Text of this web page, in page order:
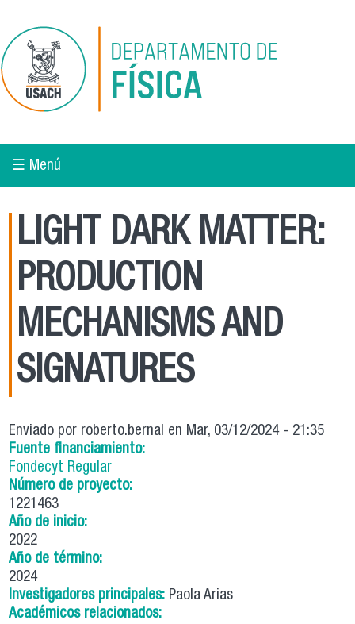
☰ Menú
LIGHT DARK MATTER:
PRODUCTION
MECHANISMS AND
SIGNATURES
Enviado por roberto.bernal en Mar, 03/12/2024 - 21:35
Fuente financiamiento:
Fondecyt Regular
Número de proyecto:
1221463
Año de inicio:
2022
Año de término:
2024
Investigadores principales: Paola Arias
Académicos relacionados: